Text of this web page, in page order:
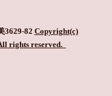
3629-82 Copyright(c)
rights reserved.